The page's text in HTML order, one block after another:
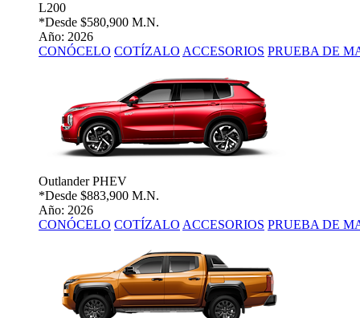
L200
*Desde $580,900 M.N.
Año: 2026
CONÓCELO COTÍZALO ACCESORIOS PRUEBA DE
Outlander PHEV
*Desde $883,900 M.N.
Año: 2026
CONÓCELO COTÍZALO ACCESORIOS PRUEBA DE